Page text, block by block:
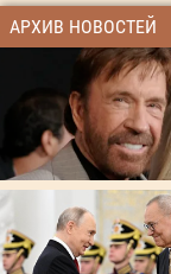
АРХИВ НОВОСТЕЙ